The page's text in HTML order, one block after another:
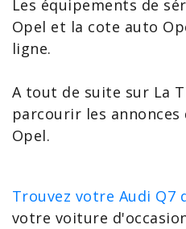
Les équipements de
Opel et la cote auto
ligne.
A tout de suite sur La
parcourir les
Opel.
Trouvez votre Audi Q7
votre voiture